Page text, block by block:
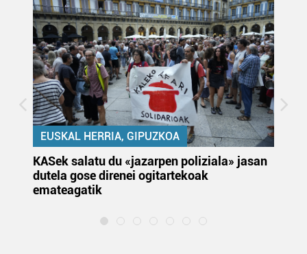
EUSKAL HERRIA, GIPUZKOA
KASek salatu du «jazarpen poliziala» jasan
dutela gose direnei ogitartekoak
emateagatik